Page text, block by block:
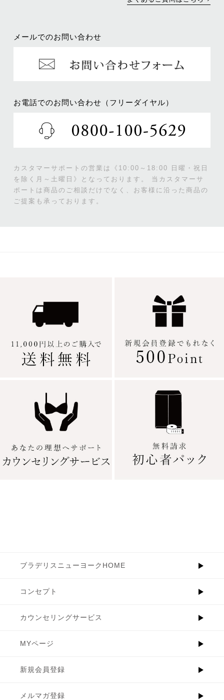
メールでのお問い合わせ
お電話でのお問い合わせ（フリーダイヤル）
カスタマーサポートの営業は《10:00～18:00 日曜・祝日
を除く月～土曜日》となっております。
当カスタマーサ
ポートは商品のご相談だけでなく、お客様に沿った商品の
ご提案も承っております。
ブラデリスニューヨークHOME
コンセプト
カウンセリングサービス
MYページ
新規会員登録
メルマガ登録